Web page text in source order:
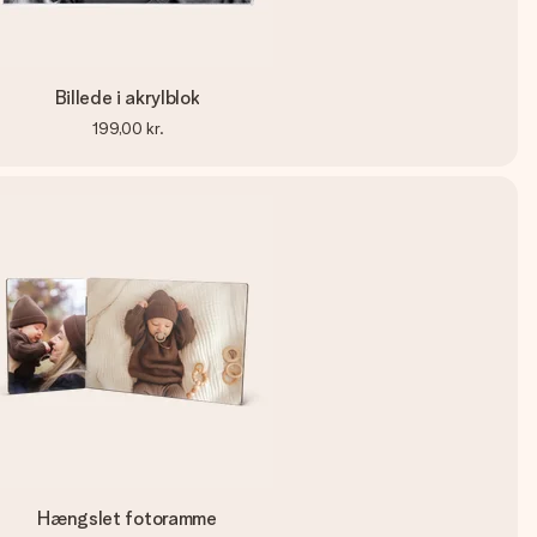
Billede i akrylblok
199,00 kr.
Hængslet fotoramme